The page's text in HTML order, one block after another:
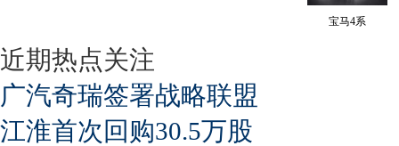
宝马4系
近期热点关注
广汽奇瑞签署战略联盟
江淮首次回购30.5万股